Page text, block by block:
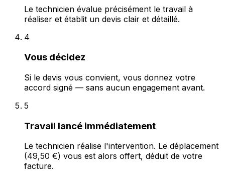
Le technicien évalue précisément le travail à
réaliser et établit un devis clair et détaillé.
4
Vous décidez
Si le devis vous convient, vous donnez votre
accord signé — sans aucun engagement avant.
5
Travail lancé immédiatement
Le technicien réalise l'intervention. Le déplacement
(49,50 €) vous est alors offert, déduit de votre
facture.